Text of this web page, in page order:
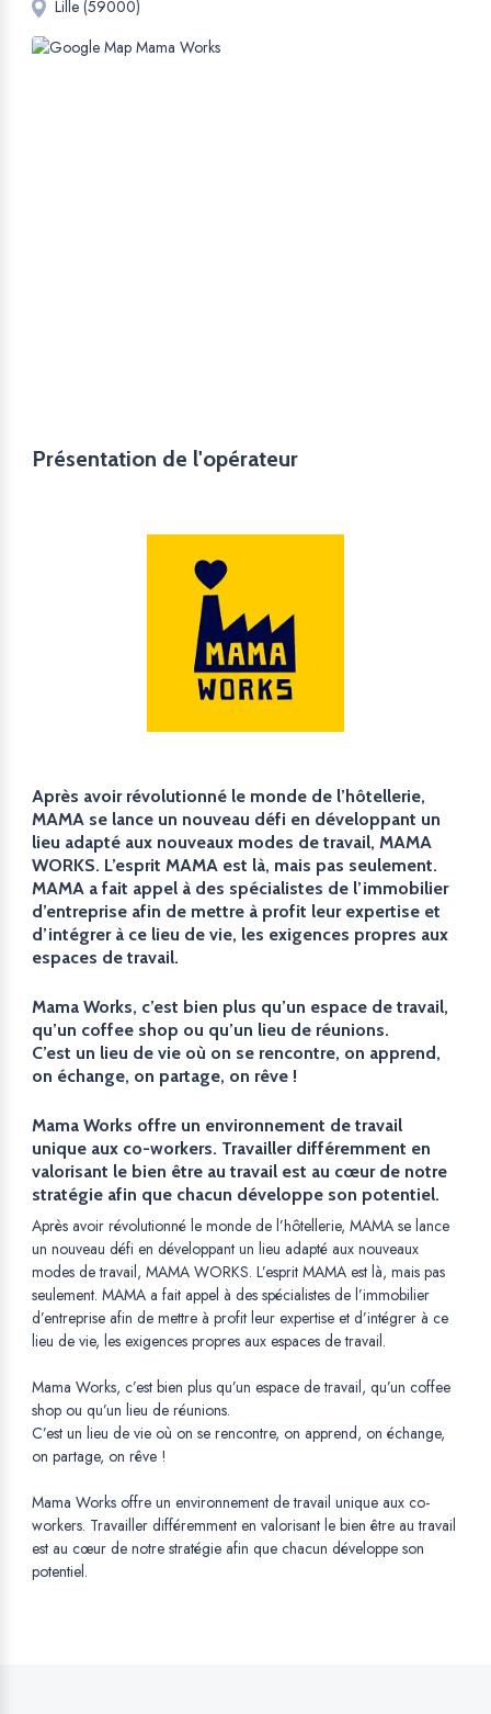
Lille (59000)
Présentation de l'opérateur
Après avoir révolutionné le monde de l’hôtellerie,
MAMA se lance un nouveau défi en développant un
lieu adapté aux nouveaux modes de travail, MAMA
WORKS. L’esprit MAMA est là, mais pas seulement.
MAMA a fait appel à des spécialistes de l’immobilier
d’entreprise afin de mettre à profit leur expertise et
d’intégrer à ce lieu de vie, les exigences propres aux
espaces de travail.
Mama Works, c’est bien plus qu’un espace de travail,
qu’un coffee shop ou qu’un lieu de réunions.
C’est un lieu de vie où on se rencontre, on apprend,
on échange, on partage, on rêve !
Mama Works offre un environnement de travail
unique aux co-workers. Travailler différemment en
valorisant le bien être au travail est au cœur de notre
stratégie afin que chacun développe son potentiel.
Après avoir révolutionné le monde de l’hôtellerie, MAMA se lance
un nouveau défi en développant un lieu adapté aux nouveaux
modes de travail, MAMA WORKS. L’esprit MAMA est là, mais pas
seulement. MAMA a fait appel à des spécialistes de l’immobilier
d’entreprise afin de mettre à profit leur expertise et d’intégrer à ce
lieu de vie, les exigences propres aux espaces de travail.
Mama Works, c’est bien plus qu’un espace de travail, qu’un coffee
shop ou qu’un lieu de réunions.
C’est un lieu de vie où on se rencontre, on apprend, on échange,
on partage, on rêve !
Mama Works offre un environnement de travail unique aux co-
workers. Travailler différemment en valorisant le bien être au travail
est au cœur de notre stratégie afin que chacun développe son
potentiel.